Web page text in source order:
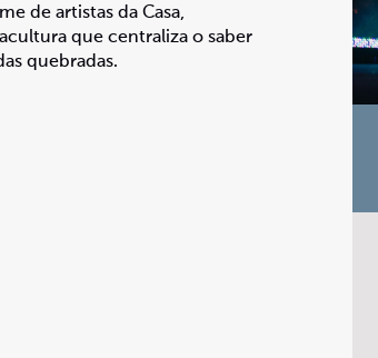
de artistas da Casa,
que centraliza o saber
quebradas.